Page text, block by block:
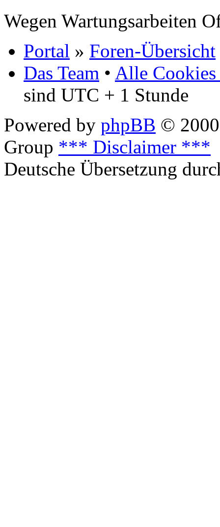
Wegen Wartungsarbeiten
Portal » Foren-Übersicht
Das Team • Alle Cookies
sind UTC + 1 Stunde
Powered by phpBB ©
Group *** Disclaimer ***
Deutsche Übersetzung